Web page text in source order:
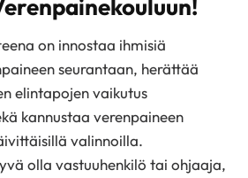
on innostaa ihmisiä
seurantaan, herättää
elintapojen vaikutus
kannustaa verenpaineen
valinnoilla.
olla vastuuhenkilö tai ohjaaja,